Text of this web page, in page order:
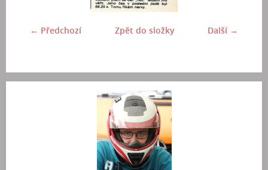
← Předchozí Další →
Zpět do složky